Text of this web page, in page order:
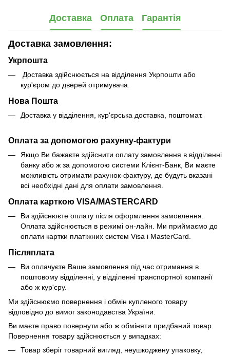
Доставка Оплата Гарантія
Доставка замовлення:
Укрпошта
Доставка здійснюється на відділення Укрпошти або
кур'єром до дверей отримувача.
Нова Пошта
Доставка у відділення, кур'єрська доставка, поштомат.
Оплата за допомогою рахунку-фактури
Якщо Ви бажаєте здійснити оплату замовлення в відділенні
банку або ж за допомогою системи Клієнт-Банк, Ви маєте
можливість отримати рахунок-фактуру, де будуть вказані
всі необхідні дані для оплати замовлення.
Оплата карткою VISA/MASTERCARD
Ви здійснюєте оплату після оформлення замовлення.
Оплата здійснюється в режимі он-лайн. Ми приймаємо до
оплати картки платіжних систем Visa і MasterCard.
Післяплата
Ви оплачуєте Ваше замовлення під час отримання в
поштовому відділенні, у відділенні транспортної компанії
або ж кур'єру.
Ми здійснюємо повернення і обмін купленого товару
відповідно до вимог законодавства України.
Ви маєте право повернути або ж обміняти придбаний товар.
Повернення товару здійснюється у випадках:
Товар зберіг товарний вигляд, неушкоджену упаковку,